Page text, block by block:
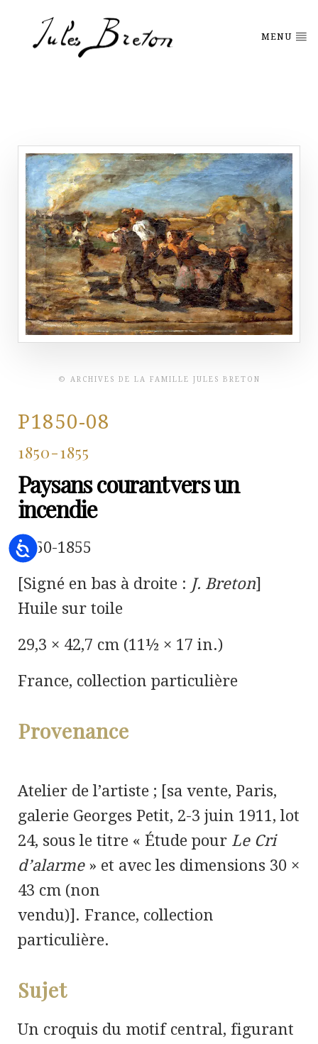
Accessibility
MENU
© ARCHIVES DE LA FAMILLE JULES BRETON
P1850-08
1850-1855
Paysans courant vers un
incendie
1850-1855
[Signé en bas à droite : J. Breton]
Huile sur toile
29,3 × 42,7 cm (11½ × 17 in.)
France, collection particulière
Provenance
Atelier de l’artiste ; [sa vente, Paris,
galerie Georges Petit, 2-3 juin 1911, lot
24, sous le titre « Étude pour Le Cri
d’alarme» et avec les dimensions 30 ×
43 cm (non
vendu)]. France, collection
particulière.
Sujet
Un croquis du motif central, figurant